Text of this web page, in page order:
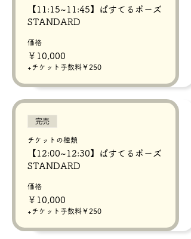
【11:15~11:45】ぱすてるポーズ
STANDARD
価格
￥10,000
+チケット手数料￥250
完売
チケットの種類
【12:00~12:30】ぱすてるポーズ
STANDARD
価格
￥10,000
+チケット手数料￥250